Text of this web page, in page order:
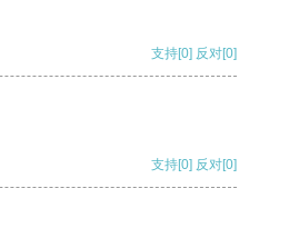
支持[0] 反对[0]
支持[0] 反对[0]